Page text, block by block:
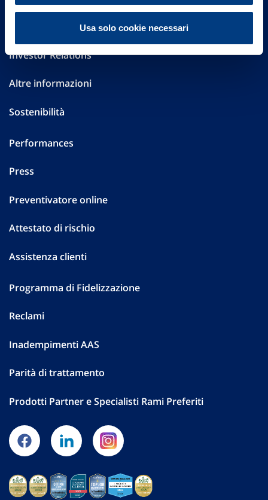
Usa solo cookie necessari
Investor Relations
Altre informazioni
Sostenibilità
Performances
Press
Preventivatore online
Attestato di rischio
Assistenza clienti
Programma di Fidelizzazione
Reclami
Inadempimenti AAS
Parità di trattamento
Prodotti Partner e Specialisti Rami Preferiti